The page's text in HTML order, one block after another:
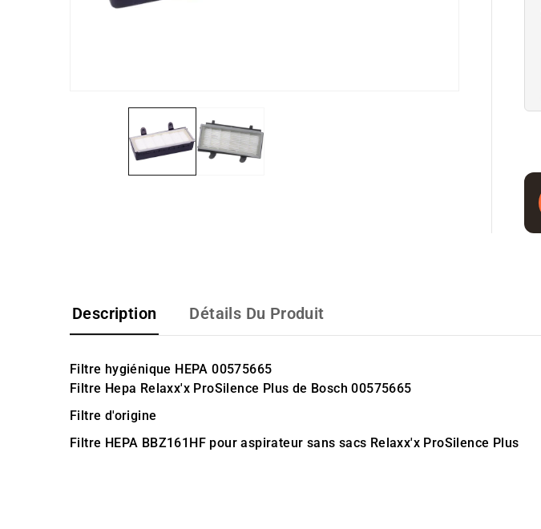
Description Détails Du Produit
Filtre hygiénique HEPA 00575665
Filtre Hepa Relaxx'x ProSilence Plus de Bosch 00575665
Filtre d'origine
Filtre HEPA BBZ161HF pour aspirateur sans sacs Relaxx'x ProSilence Plus